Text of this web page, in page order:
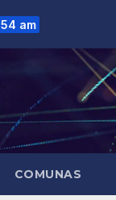
am
COMUNAS